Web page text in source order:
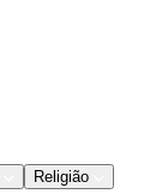
Religião